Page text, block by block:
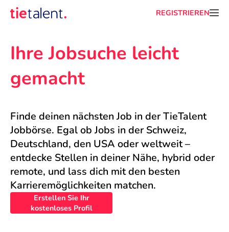
REGISTRIEREN
Ihre Jobsuche leicht
gemacht
Finde deinen nächsten Job in der TieTalent
Jobbörse. Egal ob Jobs in der Schweiz,
Deutschland, den USA oder weltweit –
entdecke Stellen in deiner Nähe, hybrid oder
remote, und lass dich mit den besten
Karrieremöglichkeiten matchen.
Erstellen Sie Ihr
kostenloses Profil